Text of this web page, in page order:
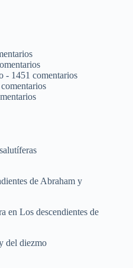
- 1451 comentarios
de Abraham y
en Los descendientes de
del diezmo